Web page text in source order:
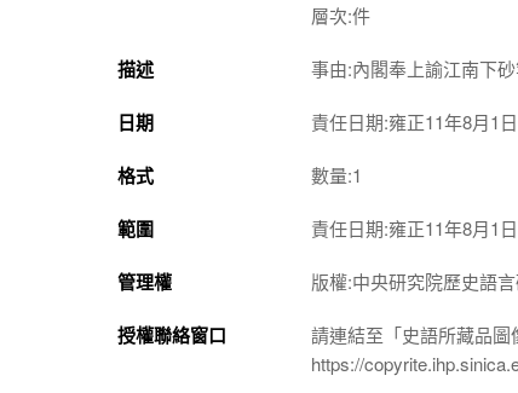
層次:件
描述 事由:內閣奉上諭江南下
日期 責任日期:雍正11年8月1日
格式 數量:1
範圍 責任日期:雍正11年8月1日
管理權 版權:中央研究院歷史語
授權聯絡窗口
請連結至「史語所藏品圖
https://